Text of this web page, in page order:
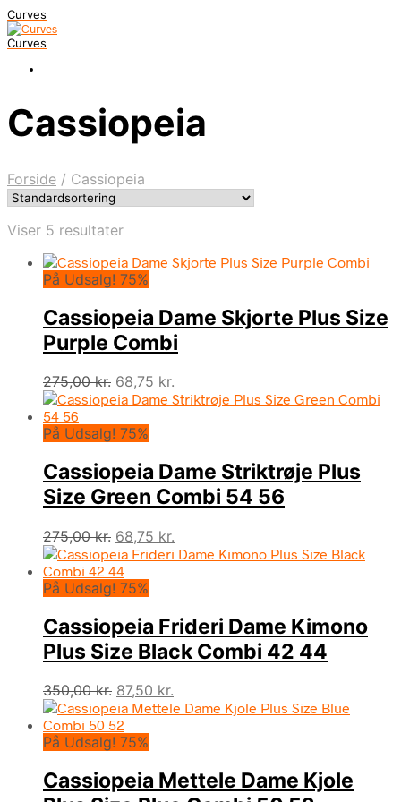
Curves
Curves
Cassiopeia
Forside / Cassiopeia
Viser 5 resultater
På Udsalg! 75%
Cassiopeia Dame Skjorte Plus Size
Purple Combi
275,00kr. Den
oprindelige
var:
68,75 kr.
aktuelle
På Udsalg! 75%
Cassiopeia Dame Striktrøje Plus
Size Green Combi 54 56
275,00kr. Den
oprindelige
pris
var:
68,75 kr.
aktuelle
På Udsalg! 75%
Cassiopeia Frideri Dame Kimono
Plus Size Black Combi 42 44
350,00kr. Den
oprindelige
pris
var:
87,50 kr.
aktuelle
På Udsalg! 75%
Cassiopeia Mettele Dame Kjole